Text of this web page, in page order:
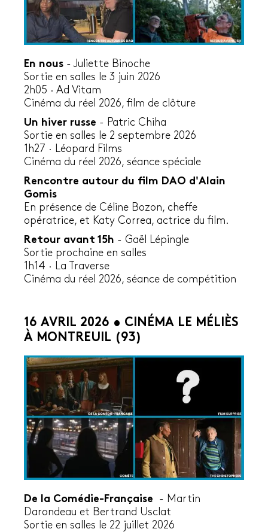
En nous -Juliette Binoche
Sortie en salles le 3 juin 2026
2h05 · Ad Vitam
Cinéma du réel 2026, film de clôture
Un hiver russe - Patric Chiha
Sortie en salles le 2 septembre 2026
1h27 · Léopard Films
Cinéma du réel 2026, séance spéciale
Rencontre autour du film DAO d'Alain
Gomis
En présence de Céline Bozon, cheffe
opératrice, et Katy Correa, actrice du film.
Retour avant 15h - Gaël Lépingle
Sortie prochaine en salles
1h14 · La Traverse
Cinéma du réel 2026, séance de compétition
16 AVRIL 2026 • CINÉMA LE MÉLIÈS
À MONTREUIL (93)
De la Comédie-Française
- Martin
Darondeau et Bertrand Usclat
Sortie en salles le 22 juillet 2026